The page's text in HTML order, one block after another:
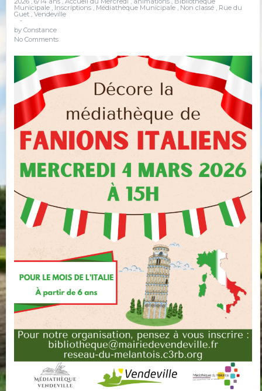
Municipale , Inscriptions , Médiathèque Municipale , Non classé , Rue du
Guet ,Vendeville
-
byConstance
No Comments